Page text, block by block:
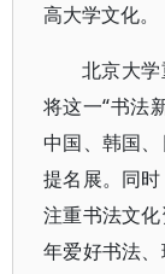
高大学文化。
北京大
将这一“书法
中国、韩国
提名展。同
注重书法文
年爱好书法